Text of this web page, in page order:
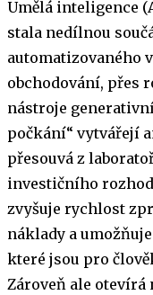
Umělá inteligence
stala nedílnou
automatizovaného
obchodování, přes
nástroje
počkání“ vytvářejí
přesouvá z
investičního
zvyšuje rychlost
náklady a
které jsou pro
Zároveň ale otevírá